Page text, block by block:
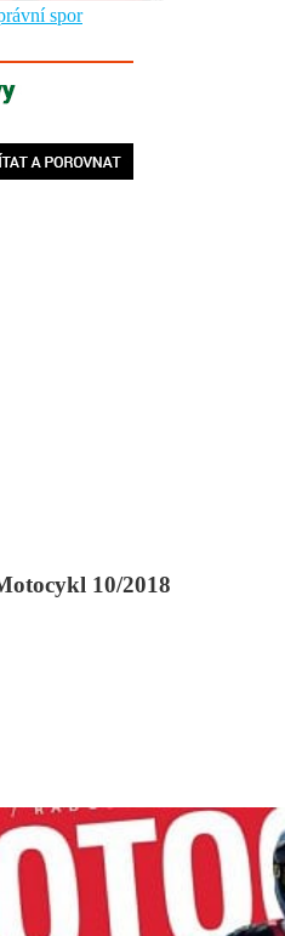
10/2018
spor